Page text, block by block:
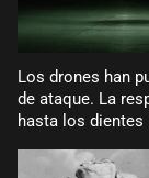
Los drones han
de ataque. La
hasta los dientes